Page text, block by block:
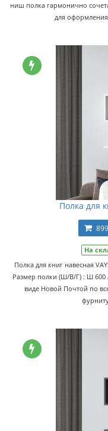
ниш полка гармонично
для
Полка для
На
Полка для книг навесная
Размер полки (Ш/В/Г) : Ш 600
виде Новой Почтой по